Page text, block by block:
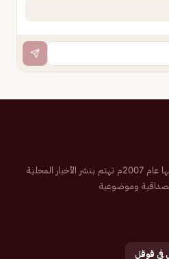
صحيفة إلكترونية سعودية تم تأسيسها عام 2007م تهتم بنشر الأخبار المحلية
وموضوعية
في قوقل